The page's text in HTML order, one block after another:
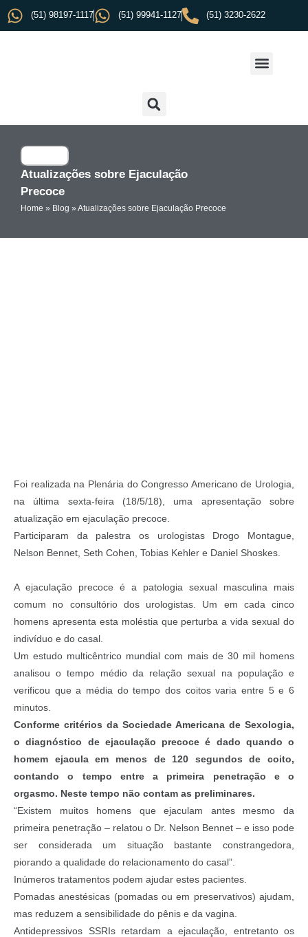
(51) 98197-1117 (51) 99941-1127 (51) 3230-2622
Atualizações sobre Ejaculação
Precoce
Home » Blog » Atualizações sobre Ejaculação Precoce
Foi realizada na Plenária do Congresso Americano de Urologia,
na última sexta-feira (18/5/18), uma apresentação sobre
atualização em ejaculação precoce.
Participaram da palestra os urologistas Drogo Montague,
Nelson Bennet, Seth Cohen, Tobias Kehler e Daniel Shoskes.
A ejaculação precoce é a patologia sexual masculina mais
comum no consultório dos urologistas. Um em cada cinco
homens apresenta esta moléstia que perturba a vida sexual do
indivíduo e do casal.
Um estudo multicêntrico mundial com mais de 30 mil homens
analisou o tempo médio da relação sexual na população e
verificou que a média do tempo dos coitos varia entre 5 e 6
minutos.
Conforme critérios da Sociedade Americana de Sexologia,
o diagnóstico de ejaculação precoce é dado quando o
homem ejacula em menos de 120 segundos de coito,
contando o tempo entre a primeira penetração e o
orgasmo. Neste tempo não contam as preliminares.
“Existem muitos homens que ejaculam antes mesmo da
primeira penetração – relatou o Dr. Nelson Bennet – e isso pode
ser considerada um situação bastante constrangedora,
piorando a qualidade do relacionamento do casal”.
Inúmeros tratamentos podem ajudar estes pacientes.
Pomadas anestésicas (pomadas ou em preservativos) ajudam,
mas reduzem a sensibilidade do pênis e da vagina.
Antidepressivos SSRIs retardam a ejaculação, entretanto os